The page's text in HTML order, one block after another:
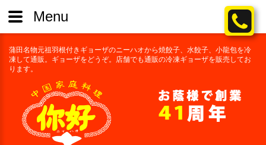
蒲田名物元祖羽根付きギョーザのニーハオから焼餃子、水餃子、小龍包を冷
凍して通販。ギョーザをどうぞ。店舗でも通販の冷凍ギョーザを販売してお
ります。
Menu